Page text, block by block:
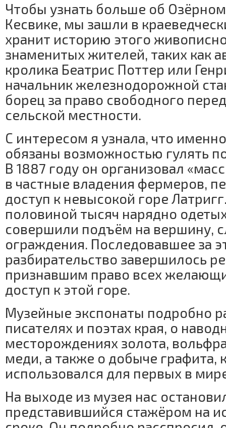
Чтобы узнать больше об
Кесвике, мы зашли в
хранит историю этого
знаменитых жителей, таких как
кролика Беатрис Поттер или
начальник железнодорожной
борец за право свободного
сельской местности.
С интересом я узнала, что
обязаны возможностью гулять
В 1887 году он организовал
в частные владения фермеров,
доступ к невысокой горе
половиной тысяч нарядно
совершили подъём на вершину,
ограждения. Последовавшее за
разбирательство завершилось
признавшим право всех
доступ к этой горе.
Музейные экспонаты подробно
писателях и поэтах края, о
месторождениях золота,
меди, а также о добыче графита,
использовался для первых в
На выходе из музея нас
представившийся стажёром на